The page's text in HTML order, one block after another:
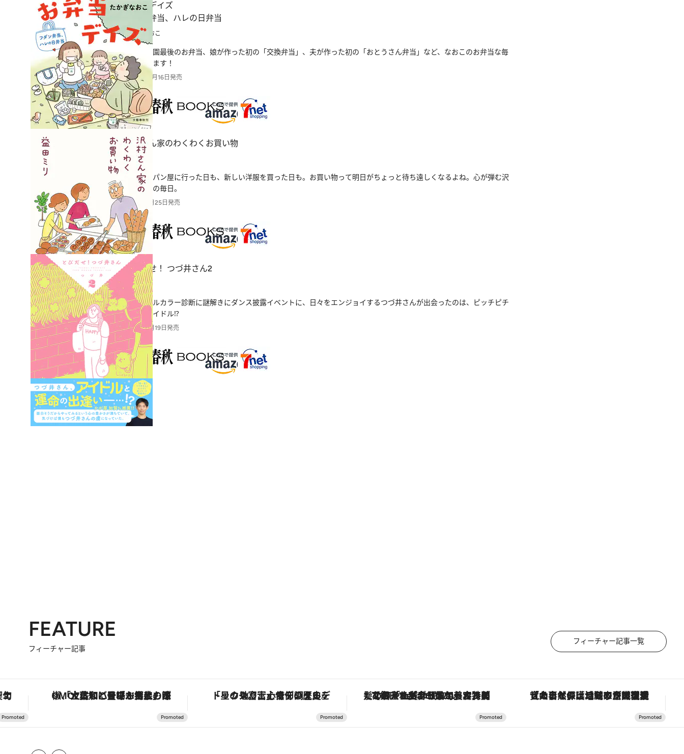
お弁当デイズ
フダン弁当、ハレの日弁当
たかぎなおこ
娘の幼稚園最後のお弁当、娘が作った初の「交換弁当」、夫が作った初の「おとうさん弁当」など、なおこのお弁当な毎
日は続きます！
2025年10月16日発売
沢村さん家のわくわくお買い物
益田ミリ
おいしいパン屋に行った日も、新しい洋服を買った日も。お買い物って明日がちょっと待ち遠しくなるよね。心が弾む沢
村さん家の毎日。
2025年7月25日発売
とびだせ！ つづ井さん2
つづ井
パーソナルカラー診断に謎解きにダンス披露イベントに、日々をエンジョイするつづ井さんが出会ったのは、ピッチピチ
の男性アイドル⁉
2025年3月19日発売
FEATURE
フィーチャー記事
フィーチャー記事一覧
「土佐和ハーブかき氷」がOMO7高知に登場！生姜、山椒、大葉など目にも舌にも涼を呼ぶ郷土の味 「星のや富士」でデジタルデトックス。冨士信仰の歴史を辿り、心身を調える。 【銀座で出合う最旬美容】美髪ケアや上質な眠り…セルフケアのアップデートから、特別な名入れギフトまで。大人のための「ReFa GINZA」クルーズ 「大事なのは地域の意識を変えること」。ロレックス賞受賞の自然保護活動家が実現させたナイジェリアの自然環境の復活